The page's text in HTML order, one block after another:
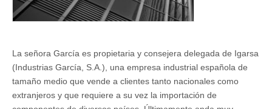
La señora García es propietaria y consejera delegada de Igarsa
(Industrias García, S.A.), una empresa industrial española de
tamaño medio que vende a clientes tanto nacionales como
extranjeros y que requiere a su vez la importación de